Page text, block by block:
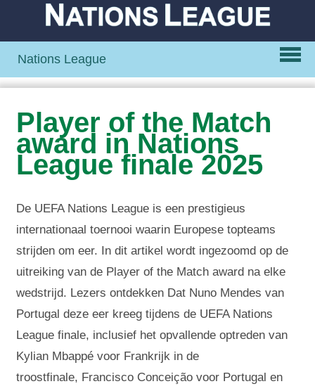
Nations League
Player of the Match
award in Nations
League finale 2025
De UEFA Nations League is een prestigieus
internationaal toernooi waarin Europese topteams
strijden om eer. In dit artikel wordt ingezoomd op de
uitreiking van de Player of the Match award na elke
wedstrijd. Lezers ontdekken Dat Nuno Mendes van
Portugal deze eer kreeg tijdens de UEFA Nations
League finale, inclusief het opvallende optreden van
Kylian Mbappé voor Frankrijk in de
troostfinale, Francisco Conceição voor Portugal en